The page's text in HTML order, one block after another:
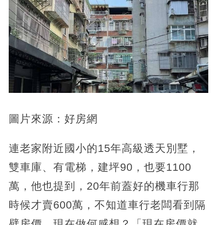
圖片來源：好房網
連老家附近國小的15年高級透天別墅，
雙車庫、有電梯，建坪90，也要1100
萬，他也提到，20年前蓋好的機車行那
時候才賣600萬，不知道車行老闆看到隔